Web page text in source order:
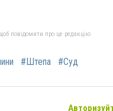
повідомити про це редакцію
#Штепа #Суд